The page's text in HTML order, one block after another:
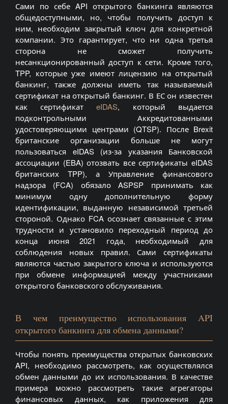
Сами по себе API открытого банкинга являются
общедоступными, но, чтобы получить доступ к
ним, необходим закрытый ключ для конкретной
компании. Это гарантирует, что ни одна третья
сторона не сможет получить
несанкционированный доступ к сети. Кроме того,
TPP, которые уже имеют лицензию на открытый
банкинг, также должны иметь так называемый
сертификат на открытый банкинг. В ЕС он известен
как сертификат eIDAS, который выдается
подконтрольными Аккредитованными
удостоверяющими центрами (QTSP). После Brexit
британские организации больше не могут
пользоваться eIDAS (из-за указания Банковской
ассоциации (EBA) отозвать все сертификаты eIDAS
британских TPP), а Управление финансового
надзора (FCA) обязало ASPSP принимать как
минимум одну дополнительную форму
идентификации, выданную независимой третьей
стороной. Однако FCA осознает связанные с этим
трудности и установило переходный период до
конца июня 2021 года, необходимый для
соблюдения новых правил. Сами сертификаты
являются частью закрытого ключа и используются
при обмене информацией между участниками
открытого банковского обслуживания.
В чем преимущество использования API
открытого банкинга для обмена данными?
Чтобы понять преимущества открытых банковских
API, необходимо рассмотреть, как осуществлялся
обмен данными до их использования. В качестве
примера можно рассмотреть такие агрегаторы
финансовых данных, как приложения для